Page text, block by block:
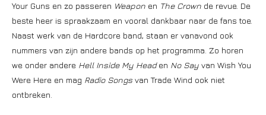
Your Guns en zo passeren Weapon en The Crown de revue. De
beste heer is spraakzaam en vooral dankbaar naar de fans toe.
Naast werk van de Hardcore band, staan er vanavond ook
nummers van zijn andere bands op het programma. Zo horen
we onder andere Hell Inside My Headen No Say van Wish You
Were Here en mag Radio Songs van Trade Wind ook niet
ontbreken.